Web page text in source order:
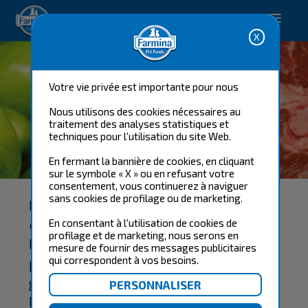
Votre vie privée est importante pour nous
Nous utilisons des cookies nécessaires au
traitement des analyses statistiques et
techniques pour l'utilisation du site Web.
En fermant la bannière de cookies, en cliquant
sur le symbole « X » ou en refusant votre
consentement, vous continuerez à naviguer
sans cookies de profilage ou de marketing.
En consentant à l'utilisation de cookies de
profilage et de marketing, nous serons en
mesure de fournir des messages publicitaires
qui correspondent à vos besoins.
Happy pet. Happy you.
PREMIÈRES
La sélection des matières premières
est d'une importance capitale dans
la fabrication d'un produit dont les
particularités nutritionnelles
garantissent le meilleur apport
biologique pour le bien-être de